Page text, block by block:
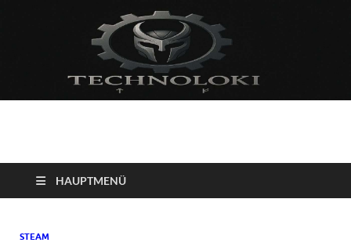
Technoloki: Gaming
und Entertainment
News
Blockbuster, Indie-Perlen und Retro-Klassiker.
HAUPTMENÜ
STEAM